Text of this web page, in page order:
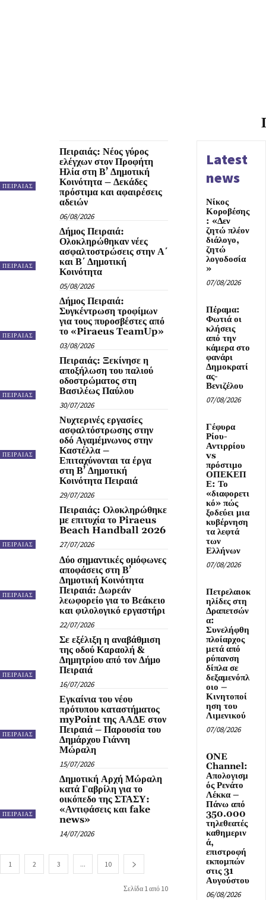
ΠΕΙΡΑΙΑΣ
Πειραιάς: Νέος γύρος
ελέγχων στον Προφήτη
Ηλία στη Β’ Δημοτική
Κοινότητα – Δεκάδες
πρόστιμα και αφαιρέσεις
αδειών
06/08/2026
ΠΕΙΡΑΙΑΣ
Δήμος Πειραιά:
Ολοκληρώθηκαν νέες
ασφαλτοστρώσεις στην Α΄
και Β΄ Δημοτική
Κοινότητα
05/08/2026
ΠΕΙΡΑΙΑΣ
Δήμος Πειραιά:
Συγκέντρωση τροφίμων
για τους πυροσβέστες από
το «Piraeus TeamUp»
03/08/2026
ΠΕΙΡΑΙΑΣ
Πειραιάς: Ξεκίνησε η
αποξήλωση του παλιού
οδοστρώματος στη
Βασιλέως Παύλου
30/07/2026
ΠΕΙΡΑΙΑΣ
Νυχτερινές εργασίες
ασφαλτόστρωσης στην
οδό Αγαμέμνωνος στην
Καστέλλα –
Επιταχύνονται τα έργα
στη Β’ Δημοτική
Κοινότητα Πειραιά
29/07/2026
ΠΕΙΡΑΙΑΣ
Πειραιάς: Ολοκληρώθηκε
με επιτυχία το Piraeus
Beach Handball 2026
27/07/2026
ΠΕΙΡΑΙΑΣ
Δύο σημαντικές ομόφωνες
αποφάσεις στη Β’
Δημοτική Κοινότητα
Πειραιά: Δωρεάν
λεωφορείο για το Βεάκειο
και φιλολογικό εργαστήρι
22/07/2026
ΠΕΙΡΑΙΑΣ
Σε εξέλιξη η αναβάθμιση
της οδού Καραολή &
Δημητρίου από τον Δήμο
Πειραιά
16/07/2026
ΠΕΙΡΑΙΑΣ
Εγκαίνια του νέου
πρότυπου καταστήματος
myPoint της ΑΑΔΕ στον
Πειραιά – Παρουσία του
Δημάρχου Γιάννη
Μώραλη
15/07/2026
ΠΕΙΡΑΙΑΣ
Δημοτική Αρχή Μώραλη
κατά Γαβρίλη για το
οικόπεδο της ΣΤΑΣΥ:
«Αντιφάσεις και fake
news»
14/07/2026
1 2 3 ... 10
Σελίδα 1 από 10
Latest
news
Νίκος
Κοροβέσης
: «Δεν
ζητώ πλέον
διάλογο,
ζητώ
λογοδοσία
»
07/08/2026
Πέραμα:
Φωτιά οι
κλήσεις
από την
κάμερα στο
φανάρι
Δημοκρατί
ας-
Βενιζέλου
07/08/2026
Γέφυρα
Ρίου-
Αντιρρίου
vs
πρόστιμο
ΟΠΕΚΕΠ
Ε: Το
«διαφορετι
κό» πώς
ξοδεύει μια
κυβέρνηση
τα λεφτά
των
Ελλήνων
07/08/2026
Πετρελαιοκ
ηλίδες στη
Δραπετσών
α:
Συνελήφθη
πλοίαρχος
μετά από
ρύπανση
δίπλα σε
δεξαμενόπλ
οιο –
Κινητοποί
ηση του
Λιμενικού
07/08/2026
ONE
Channel:
Απολογισμ
ός Ρενάτο
Λέκκα –
Πάνω από
350.000
τηλεθεατές
καθημεριν
ά,
επιστροφή
εκπομπών
στις 31
Αυγούστου
06/08/2026